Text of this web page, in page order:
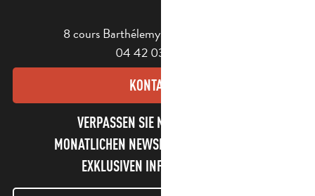
8 cours Barthélemy - 13400 Aubagne
04 42 03 49 98
KONTAKT
VERPASSEN SIE NICHT UNSEREN
MONATLICHEN NEWSLETTER UND UNSERE
EXKLUSIVEN INFORMATIONEN!